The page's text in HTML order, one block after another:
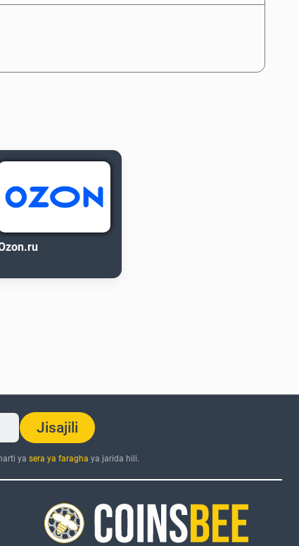
Jisajili
ya sera ya faragha ya jarida hili.